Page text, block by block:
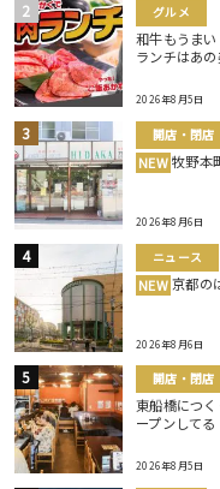
グルメ
和牛もうま
ランチはあ
2026年8月5日
開店・閉店
NEW 牧野本
2026年8月6日
ニュース
NEW 京都の
2026年8月6日
開店・閉店
東船橋につ
ープンしてる
2026年8月5日